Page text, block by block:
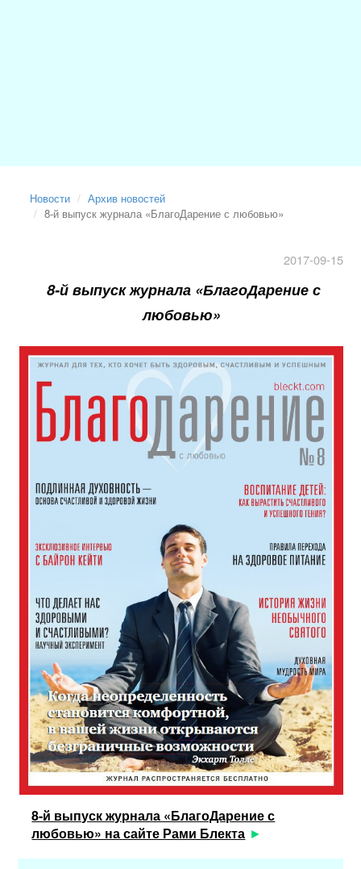
Новости
Архив новостей
8-й выпуск журнала «БлагоДарение с любовью»
2017-09-15
8-й выпуск журнала «БлагоДарение с
любовью»
8-й выпуск журнала «БлагоДарение с
любовью» на сайте Рами Блекта